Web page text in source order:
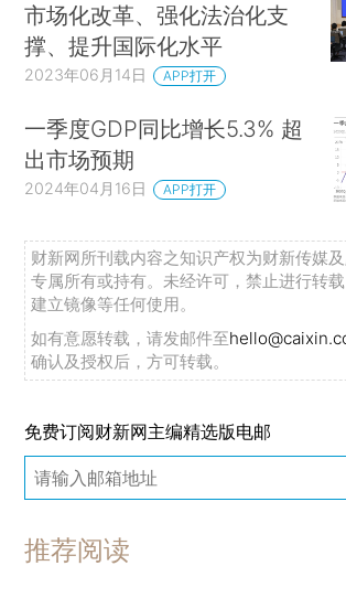
市场化改革、强化法治化支
撑、提升国际化水平
2023年06月14日 APP打开
一季度GDP同比增长5.3% 超
出市场预期
2024年04月16日 APP打开
财新网所刊载内容之知识产权为财新传媒
专属所有或持有。未经许可，禁止进行转
建立镜像等任何使用。
如有意愿转载，请发邮件至
确认及授权后，方可转载。
免费订阅财新网主编精选版电邮
推荐阅读